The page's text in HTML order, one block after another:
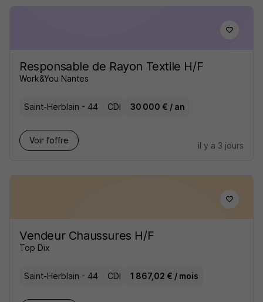
Responsable de Rayon Textile H/F
Work&You Nantes
Saint-Herblain - 44 CDI 30 000 € / an
Voir l’offre
il y a 3 jours
Vendeur Chaussures H/F
Top Dix
Saint-Herblain - 44 CDI 1 867,02 € / mois